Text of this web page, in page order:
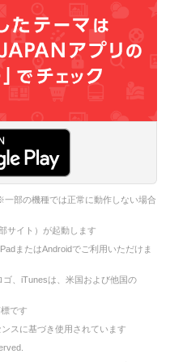
部の機種では正常に動作しない場合
サイト）が起動します
またはAndroidでご利用いただけま
ゴ、iTunesは、米国および他国の
です
スに基づき使用されています